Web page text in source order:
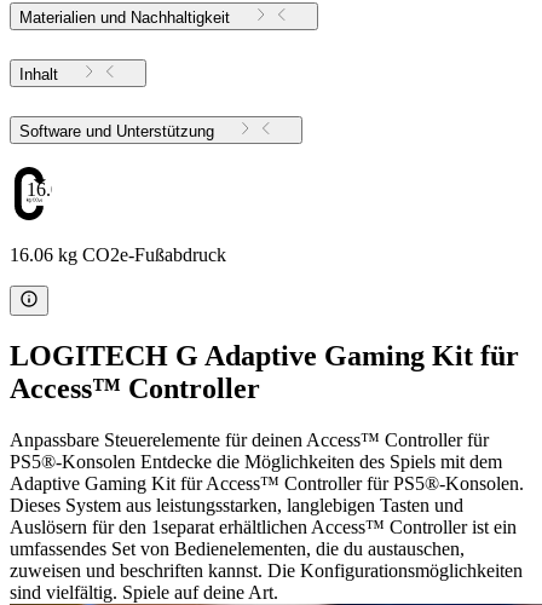
Materialien und Nachhaltigkeit
Inhalt
Software und Unterstützung
16.06
16.06 kg CO2e-Fußabdruck
LOGITECH G Adaptive Gaming Kit für
Access™ Controller
Anpassbare Steuerelemente für deinen Access™ Controller für
PS5®-Konsolen Entdecke die Möglichkeiten des Spiels mit dem
Adaptive Gaming Kit für Access™ Controller für PS5®-Konsolen.
Dieses System aus leistungsstarken, langlebigen Tasten und
Auslösern für den 1separat erhältlichen Access™ Controller ist ein
umfassendes Set von Bedienelementen, die du austauschen,
zuweisen und beschriften kannst. Die Konfigurationsmöglichkeiten
sind vielfältig. Spiele auf deine Art.